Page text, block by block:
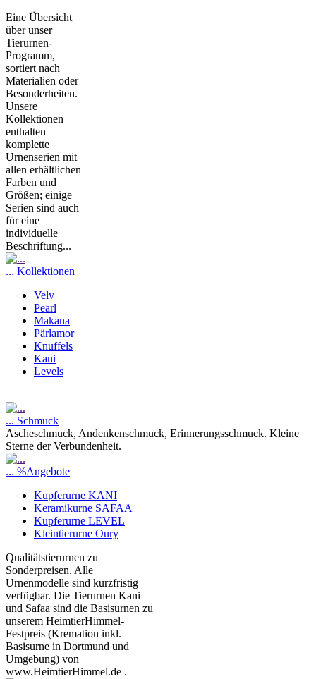
Eine Übersicht
über unser
Tierurnen-
Programm,
sortiert nach
Materialien oder
Besonderheiten.
Unsere
Kollektionen
enthalten
komplette
Urnenserien mit
allen erhältlichen
Farben und
Größen; einige
Serien sind auch
für eine
individuelle
Beschriftung...
... Kollektionen
Velv
Pearl
Makana
Pärlamor
Knuffels
Kani
Levels
... Schmuck
Ascheschmuck, Andenkenschmuck, Erinnerungsschmuck. Kleine
Sterne der Verbundenheit.
... %Angebote
Kupferurne KANI
Keramikurne SAFAA
Kupferurne LEVEL
Kleintierurne Oury
Qualitätstierurnen zu
Sonderpreisen. Alle
Urnenmodelle sind kurzfristig
verfügbar. Die Tierurnen Kani
und Safaa sind die Basisurnen zu
unserem HeimtierHimmel-
Festpreis (Kremation inkl.
Basisurne in Dortmund und
Umgebung) von
www.HeimtierHimmel.de .